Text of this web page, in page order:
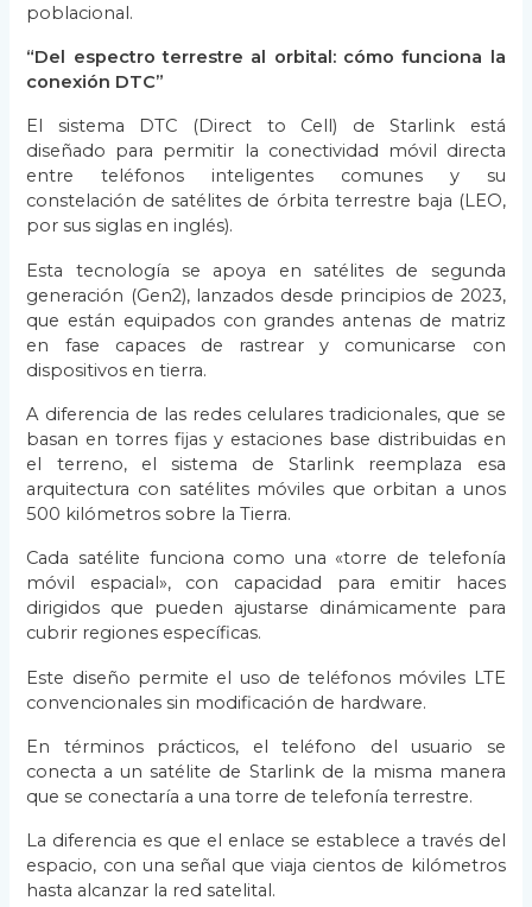
poblacional.
“Del espectro terrestre al orbital: cómo funciona la
conexión DTC”
El sistema DTC (Direct to Cell) de Starlink está
diseñado para permitir la conectividad móvil directa
entre teléfonos inteligentes comunes y su
constelación de satélites de órbita terrestre baja (LEO,
por sus siglas en inglés).
Esta tecnología se apoya en satélites de segunda
generación (Gen2), lanzados desde principios de 2023,
que están equipados con grandes antenas de matriz
en fase capaces de rastrear y comunicarse con
dispositivos en tierra.
A diferencia de las redes celulares tradicionales, que se
basan en torres fijas y estaciones base distribuidas en
el terreno, el sistema de Starlink reemplaza esa
arquitectura con satélites móviles que orbitan a unos
500 kilómetros sobre la Tierra.
Cada satélite funciona como una «torre de telefonía
móvil espacial», con capacidad para emitir haces
dirigidos que pueden ajustarse dinámicamente para
cubrir regiones específicas.
Este diseño permite el uso de teléfonos móviles LTE
convencionales sin modificación de hardware.
En términos prácticos, el teléfono del usuario se
conecta a un satélite de Starlink de la misma manera
que se conectaría a una torre de telefonía terrestre.
La diferencia es que el enlace se establece a través del
espacio, con una señal que viaja cientos de kilómetros
hasta alcanzar la red satelital.